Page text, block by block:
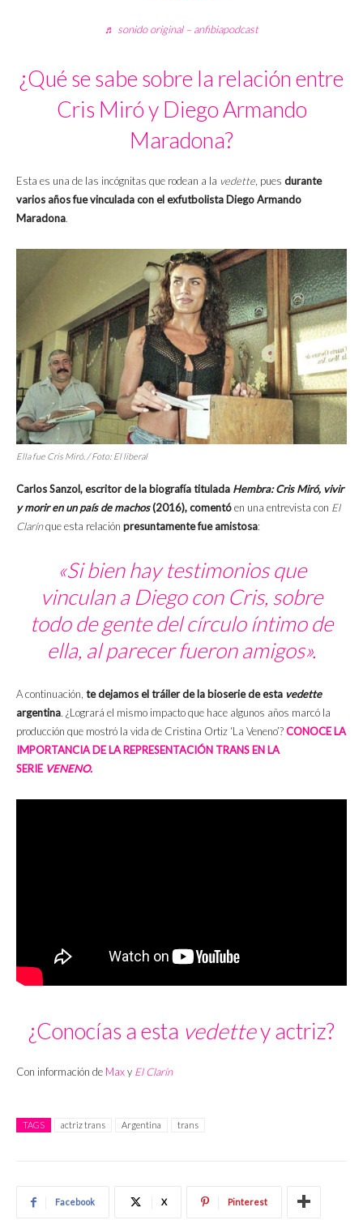
♬ sonido original – anfibiapodcast
¿Qué se sabe sobre la relación entre
Cris Miró y Diego Armando
Maradona?
Esta es una de las incógnitas que rodean a la vedette, pues durante
varios años fue vinculada con el exfutbolista Diego Armando
Maradona.
Ella fue Cris Miró. / Foto: El liberal
Carlos Sanzol, escritor de la biografía titulada Hembra: Cris Miró, vivir
y morir en un país de machos(2016), comentóen una entrevista con El
Clarínque esta relación presuntamente fue amistosa:
«Si bien hay testimonios que
vinculan a Diego con Cris, sobre
todo de gente del círculo íntimo de
ella, al parecer fueron amigos».
A continuación, te dejamos el tráiler de la bioserie de esta vedette
argentina. ¿Logrará el mismo impacto que hace algunos años marcó la
producción que mostró la vida de Cristina Ortiz ‘La Veneno’?CONOCE LA
IMPORTANCIA DE LA REPRESENTACIÓN TRANS EN LA
SERIE VENENO.
¿Conocías a esta vedettey actriz?
Con información de Maxy El Clarín
TAGS actriz trans Argentina trans
Facebook X Pinterest